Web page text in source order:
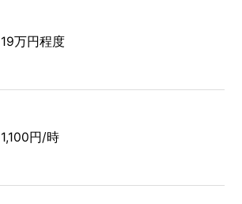
19万円程度
1,100円/時